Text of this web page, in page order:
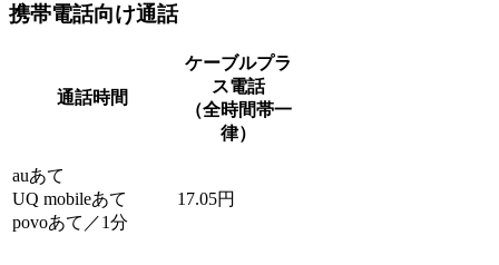
携帯電話向け通話
通話時間
ケーブルプラ
ス電話
（全時間帯一
律）
auあて
UQ mobileあて
povoあて ／1分
17.05円